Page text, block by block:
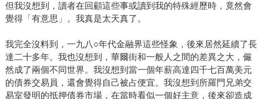
但我沒想到，讀者在回顧這些事或讀到我的特殊經歷時，竟然會
覺得「有意思」。我真是太天真了。
我完全沒料到，一九八○年代金融界這些怪象，後來居然延續了長
達二十多年。我也沒想到，華爾街和一般人之間的差異之大，儼
然成了兩個不同世界。我沒想到當一個年薪高達四千七百萬美元
的債券交易員，還會覺得自己被占便宜。我沒想到所羅門兄弟交
易室發明的抵押債券市場，在當時看似一個好主意，後來卻造成